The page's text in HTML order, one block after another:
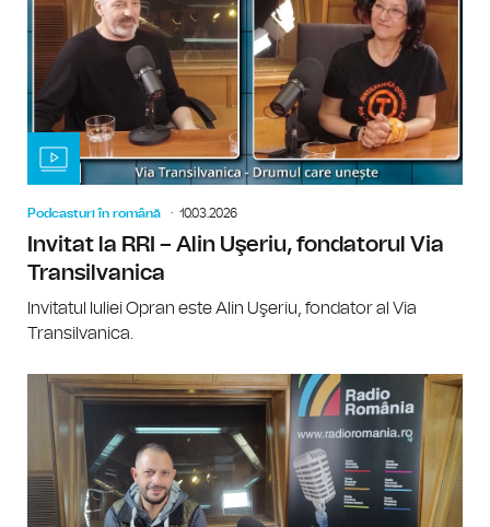
Podcasturi în română 10.03.2026
Invitat la RRI – Alin Uşeriu, fondatorul Via
Transilvanica
Invitatul Iuliei Opran este Alin Uşeriu, fondator al Via
Transilvanica.